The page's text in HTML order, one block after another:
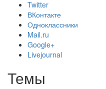
Twitter
ВКонтакте
Одноклассники
Mail.ru
Google+
Livejournal
Темы